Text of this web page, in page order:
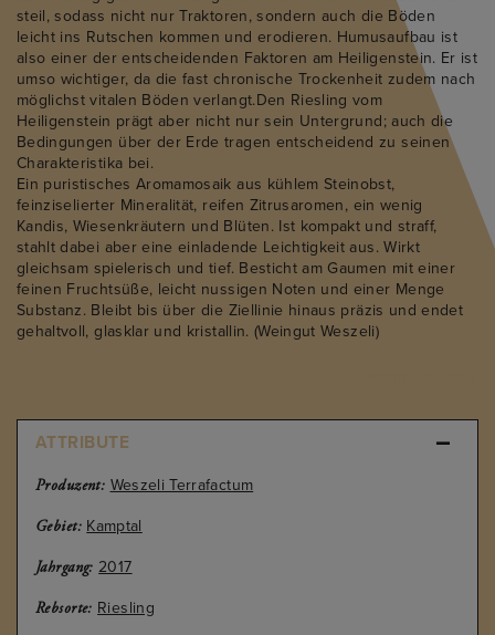
steil, sodass nicht nur Traktoren, sondern auch die Böden
leicht ins Rutschen kommen und erodieren. Humusaufbau ist
also einer der entscheidenden Faktoren am Heiligenstein. Er ist
umso wichtiger, da die fast chronische Trockenheit zudem nach
möglichst vitalen Böden verlangt.Den Riesling vom
Heiligenstein prägt aber nicht nur sein Untergrund; auch die
Bedingungen über der Erde tragen entscheidend zu seinen
Charakteristika bei.
Ein puristisches Aromamosaik aus kühlem Steinobst,
feinziselierter Mineralität, reifen Zitrusaromen, ein wenig
Kandis, Wiesenkräutern und Blüten. Ist kompakt und straff,
stahlt dabei aber eine einladende Leichtigkeit aus. Wirkt
gleichsam spielerisch und tief. Besticht am Gaumen mit einer
feinen Fruchtsüße, leicht nussigen Noten und einer Menge
Substanz. Bleibt bis über die Ziellinie hinaus präzis und endet
gehaltvoll, glasklar und kristallin. (Weingut Weszeli)
ATTRIBUTE
Produzent: Weszeli Terrafactum
Gebiet: Kamptal
Jahrgang: 2017
Rebsorte: Riesling